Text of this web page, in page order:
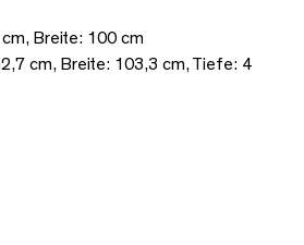
Breite: 100 cm
cm, Breite: 103,3 cm, Tiefe: 4